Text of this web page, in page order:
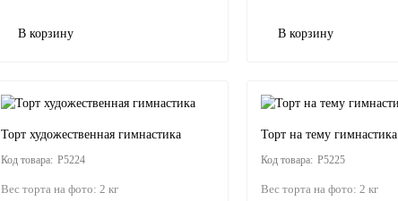
В корзину В корзину
Торт художественная гимнастика
P5224
Вес торта на фото: 2 кг
Торт на тему гимнастика
P5225
Вес торта на фото: 2 кг